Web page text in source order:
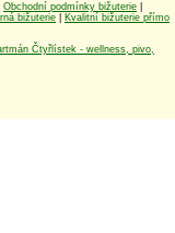
Obchodní podmínky bižuterie
bižuterie
Kvalitní bižuterie přímo
Čtyřlístek - wellness, pivo,